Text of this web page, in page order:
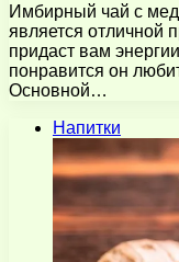
Имбирный чай с
является отличной
придаст вам
понравится он
Основной…
Напитки